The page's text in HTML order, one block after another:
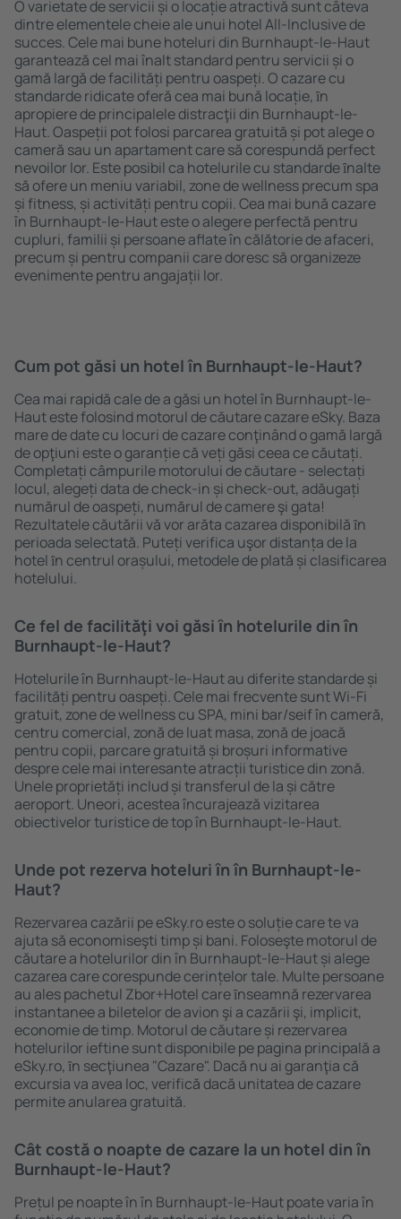
O varietate de servicii și o locație atractivă sunt câteva
dintre elementele cheie ale unui hotel All-Inclusive de
succes. Cele mai bune hoteluri din Burnhaupt-le-Haut
garantează cel mai înalt standard pentru servicii și o
gamă largă de facilități pentru oaspeți. O cazare cu
standarde ridicate oferă cea mai bună locație, ȋn
apropiere de principalele distracţii din Burnhaupt-le-
Haut. Oaspeții pot folosi parcarea gratuită și pot alege o
cameră sau un apartament care să corespundă perfect
nevoilor lor. Este posibil ca hotelurile cu standarde ȋnalte
să ofere un meniu variabil, zone de wellness precum spa
și fitness, și activități pentru copii. Cea mai bună cazare
în Burnhaupt-le-Haut este o alegere perfectă pentru
cupluri, familii și persoane aflate în călătorie de afaceri,
precum și pentru companii care doresc să organizeze
evenimente pentru angajații lor.
Cum pot găsi un hotel în Burnhaupt-le-Haut?
Cea mai rapidă cale de a găsi un hotel în Burnhaupt-le-
Haut este folosind motorul de căutare cazare eSky. Baza
mare de date cu locuri de cazare conţinând o gamă largă
de opţiuni este o garanție că veți găsi ceea ce căutați.
Completați câmpurile motorului de căutare - selectați
locul, alegeți data de check-in și check-out, adăugați
numărul de oaspeți, numărul de camere şi gata!
Rezultatele căutării vă vor arăta cazarea disponibilă ȋn
perioada selectată. Puteți verifica uşor distanța de la
hotel ȋn centrul orașului, metodele de plată și clasificarea
hotelului.
Ce fel de facilităţi voi găsi ȋn hotelurile din în
Burnhaupt-le-Haut?
Hotelurile în Burnhaupt-le-Haut au diferite standarde și
facilități pentru oaspeți. Cele mai frecvente sunt Wi-Fi
gratuit, zone de wellness cu SPA, mini bar/seif în cameră,
centru comercial, zonă de luat masa, zonă de joacă
pentru copii, parcare gratuită și broșuri informative
despre cele mai interesante atracții turistice din zonă.
Unele proprietăți includ și transferul de la și către
aeroport. Uneori, acestea încurajează vizitarea
obiectivelor turistice de top în Burnhaupt-le-Haut.
Unde pot rezerva hoteluri ȋn în Burnhaupt-le-
Haut?
Rezervarea cazării pe eSky.ro este o soluție care te va
ajuta să economiseşti timp și bani. Foloseşte motorul de
căutare a hotelurilor din în Burnhaupt-le-Haut și alege
cazarea care corespunde cerințelor tale. Multe persoane
au ales pachetul Zbor+Hotel care ȋnseamnă rezervarea
instantanee a biletelor de avion şi a cazării şi, implicit,
economie de timp. Motorul de căutare și rezervarea
hotelurilor ieftine sunt disponibile pe pagina principală a
eSky.ro, ȋn secţiunea "Cazare". Dacă nu ai garanţia că
excursia va avea loc, verifică dacă unitatea de cazare
permite anularea gratuită.
Cât costă o noapte de cazare la un hotel din în
Burnhaupt-le-Haut?
Prețul pe noapte în în Burnhaupt-le-Haut poate varia în